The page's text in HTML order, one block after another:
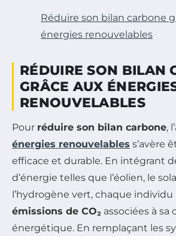
Réduire son bilan carbone
énergies renouvelables
RÉDUIRE SON BILAN
GRÂCE AUX
RENOUVELABLES
Pour réduire son bilan carbone,
énergies renouvelables s’avère
efficace et durable. En intégrant
d’énergie telles que l’éolien, le
l’hydrogène vert, chaque
émissions de CO₂ associées à
énergétique. En remplaçant les